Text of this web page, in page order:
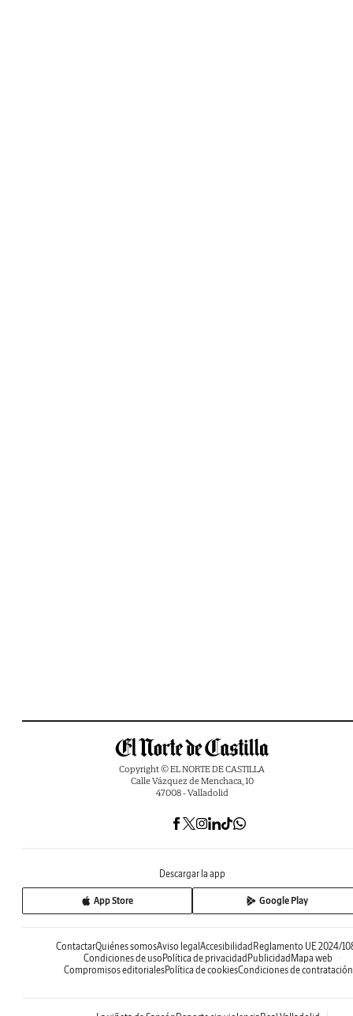
Copyright © EL NORTE DE CASTILLA
Calle Vázquez de Menchaca, 10
47008 - Valladolid
Descargar la app
App Store Google Play
ContactarQuiénes somosAviso legalAccesibilidadReglamento UE 2024/
Condiciones de usoPolítica de privacidadPublicidadMapa web
Compromisos editorialesPolítica de cookiesCondiciones de contratación